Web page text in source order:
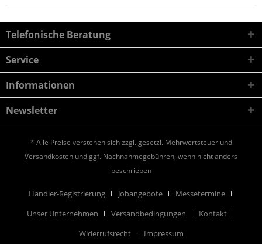
Telefonische Beratung
Service
Informationen
Newsletter
* Alle Preise verstehen sich zzgl. gesetzl. Mehrwertsteuer und
Versandkosten und ggf. Nachnahmegebühren, wenn nicht anders
beschrieben
Händler-Registrierung Jobangebote
Messetermine
Unser Unternehmen
Versandbedingungen
Kontakt
Widerrufsrecht
Impressum